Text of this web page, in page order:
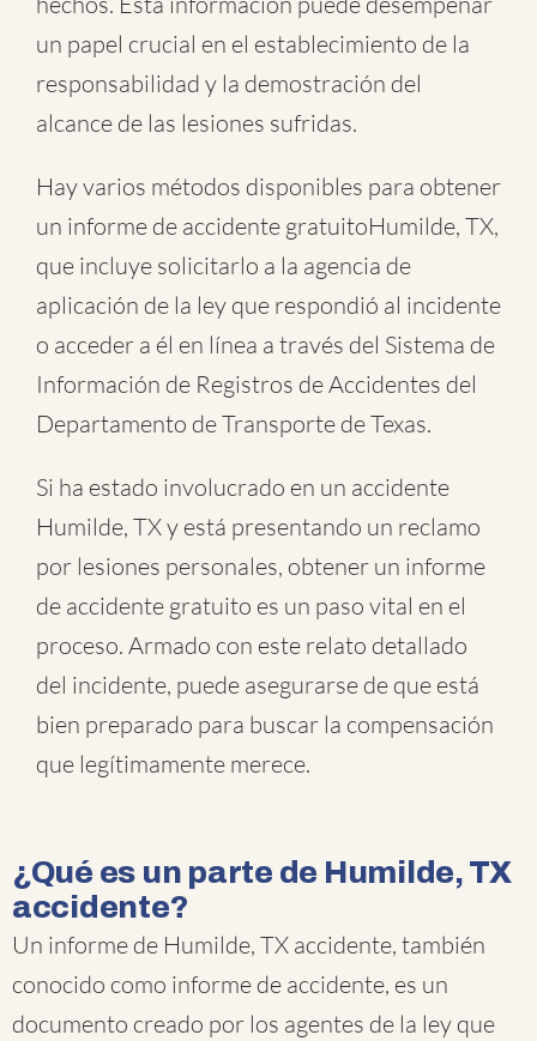
un papel crucial en el establecimiento de la
responsabilidad y la demostración del
alcance de las lesiones sufridas.
Hay varios métodos disponibles para obtener
un informe de accidente gratuitoHumilde, TX,
que incluye solicitarlo a la agencia de
aplicación de la ley que respondió al incidente
o acceder a él en línea a través del Sistema de
Información de Registros de Accidentes del
Departamento de Transporte de Texas.
Si ha estado involucrado en un accidente
Humilde, TX y está presentando un reclamo
por lesiones personales, obtener un informe
de accidente gratuito es un paso vital en el
proceso. Armado con este relato detallado
del incidente, puede asegurarse de que está
bien preparado para buscar la compensación
que legítimamente merece.
¿Qué es un parte de Humilde, TX
accidente?
Un informe de Humilde, TX accidente, también
conocido como informe de accidente, es un
documento creado por los agentes de la ley que